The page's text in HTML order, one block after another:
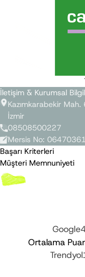
İletişim & Kurumsal
Kazımkarabekir
İzmir
08508500227
Mersis No:
Başarı Kriterleri
Müşteri Memnuniyeti
Google
Ortalama
Trendyol